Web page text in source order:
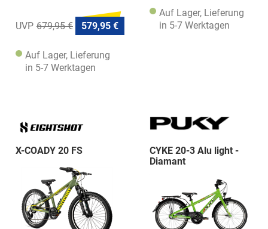
679,95 € 579,95 €
Auf Lager, Lieferung
in 5-7 Werktagen
Auf Lager, Lieferung
in 5-7 Werktagen
X-COADY 20 FS
CYKE 20-3 Alu light -
Diamant